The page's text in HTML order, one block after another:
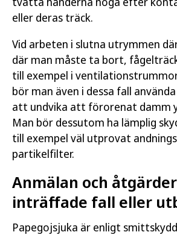
eller deras träck.
Vid arbeten i slutna utrymmen
där man måste ta bort,
till exempel i
bör man även i dessa fall
att undvika att förorenat damm
Man bör dessutom ha lämplig
till exempel väl utprovat
partikelfilter.
Anmälan och
inträffade fall eller
Papegojsjuka är enligt